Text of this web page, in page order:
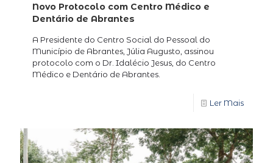
Novo Protocolo com Centro Médico e
Dentário de Abrantes
A Presidente do Centro Social do Pessoal do
Município de Abrantes, Júlia Augusto, assinou
protocolo com o Dr. Idalécio Jesus, do Centro
Médico e Dentário de Abrantes.
Ler Mais